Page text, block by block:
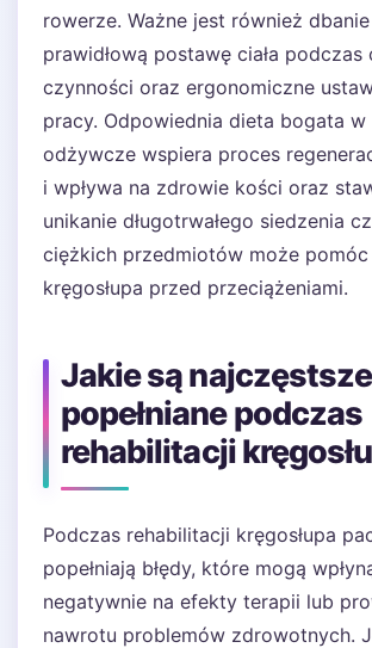
rowerze. Ważne jest również
prawidłową postawę ciała
czynności oraz ergonomiczne
pracy. Odpowiednia dieta bogata w
odżywcze wspiera proces
i wpływa na zdrowie kości oraz
unikanie długotrwałego siedzenia
ciężkich przedmiotów może
kręgosłupa przed przeciążeniami.
Jakie są najczęstsze
popełniane podczas
rehabilitacji
Podczas rehabilitacji kręgosłupa
popełniają błędy, które mogą
negatywnie na efekty terapii lub
nawrotu problemów zdrowotnych.